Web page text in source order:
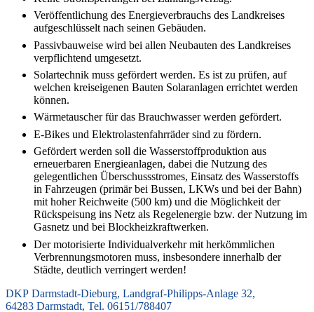
Veröffentlichung des Energieverbrauchs des Landkreises
aufgeschlüsselt nach seinen Gebäuden.
Passivbauweise wird bei allen Neubauten des Landkreises
verpflichtend umgesetzt.
Solartechnik muss gefördert werden. Es ist zu prüfen, auf
welchen kreiseigenen Bauten Solaranlagen errichtet werden
können.
Wärmetauscher für das Brauchwasser werden gefördert.
E-Bikes und Elektrolastenfahrräder sind zu fördern.
Gefördert werden soll die Wasserstoffproduktion aus
erneuerbaren Energieanlagen, dabei die Nutzung des
gelegentlichen Überschussstromes, Einsatz des Wasserstoffs
in Fahrzeugen (primär bei Bussen, LKWs und bei der Bahn)
mit hoher Reichweite (500 km) und die Möglichkeit der
Rückspeisung ins Netz als Regelenergie bzw. der Nutzung im
Gasnetz und bei Blockheizkraftwerken.
Der motorisierte Individualverkehr mit herkömmlichen
Verbrennungsmotoren muss, insbesondere innerhalb der
Städte, deutlich verringert werden!
DKP Darmstadt-Dieburg, Landgraf-Philipps-Anlage 32,
64283 Darmstadt, Tel. 06151/788407